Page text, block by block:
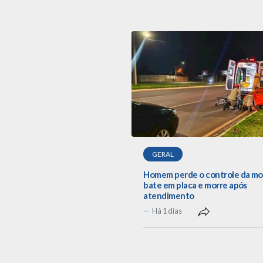
GERAL
Homem perde o controle da
bate em placa e morre após
atendimento
Há 1 dias